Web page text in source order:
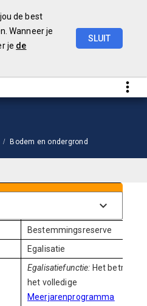
de best
Wanneer je
je de
SLUIT
Bodem en ondergrond
Bestemmingsreserve
Egalisatie
Egalisatiefunctie: Het betreft
het volledige
Meerjarenprogramma